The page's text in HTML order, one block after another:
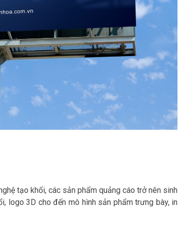
tạo khối, các sản phẩm quảng cáo trở nên sinh
logo 3D cho đến mô hình sản phẩm trưng bày, in